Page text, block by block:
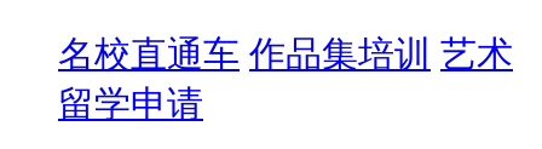
名校直通车 作品集培训 艺术
留学申请